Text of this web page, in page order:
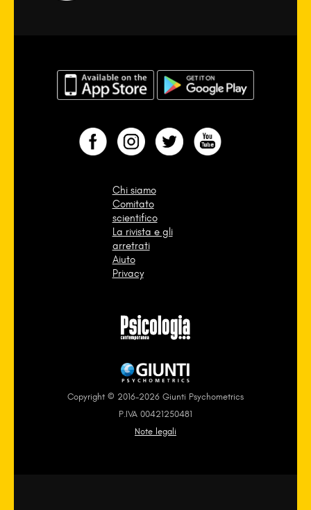
Copyright © 2016-2026 Giunti Psychometrics
P.IVA 00421250481
Note legali
Chi siamo
Comitato
scientifico
La rivista e gli
arretrati
Aiuto
Privacy